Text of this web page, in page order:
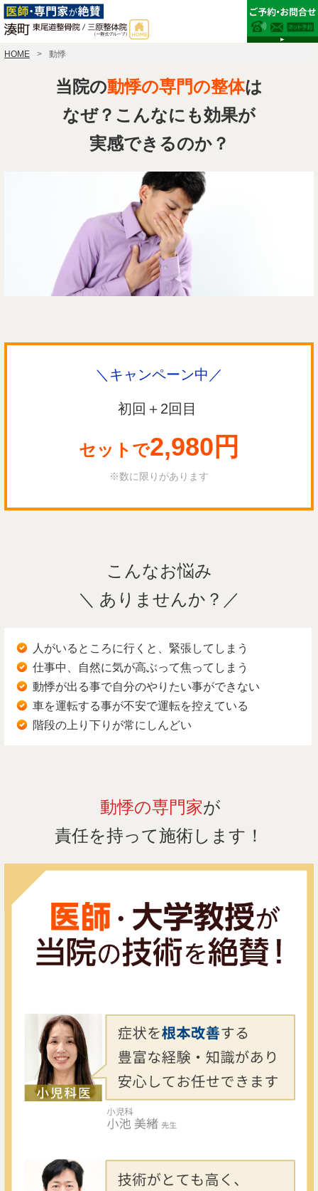
HOME 動悸
当院の動悸の専門の整体は
なぜ？こんなにも効果が
実感できるのか？
＼キャンペーン中／
初回＋2回目
セットで2,980円
※数に限りがあります
こんなお悩み
＼ ありませんか？／
人がいるところに行くと、緊張してしまう
仕事中、自然に気が高ぶって焦ってしまう
動悸が出る事で自分のやりたい事ができない
車を運転する事が不安で運転を控えている
階段の上り下りが常にしんどい
動悸の専門家が
責任を持って施術します！